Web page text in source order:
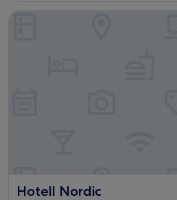
Hotell Nordic
Hotell Nordic